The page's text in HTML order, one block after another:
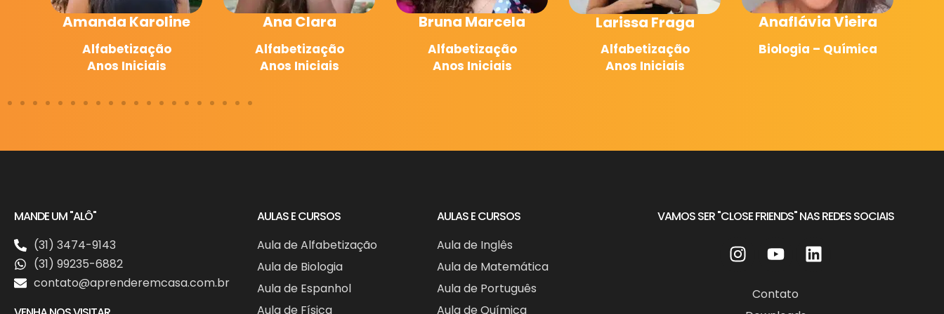
Ana Clara
Alfabetização
Anos Iniciais
Bruna Marcela
Alfabetização
Anos Iniciais
Larissa Fraga
Alfabetização
Anos Iniciais
Anaflávia Vieira
Biologia – Química
Eloiza Maria
Biologia
MANDE UM "ALÔ"
(31) 3474-9143
(31) 99235-6882
contato@aprenderemcasa.com.br
AULAS E CURSOS
Aula de Alfabetização
Aula de Biologia
Aula de Espanhol
Aula de Física
AULAS E CURSOS
Aula de Inglês
Aula de Matemática
Aula de Português
Aula de Química
VAMOS SER "CLOSE FRIENDS" NAS REDES SOCIAIS
Contato